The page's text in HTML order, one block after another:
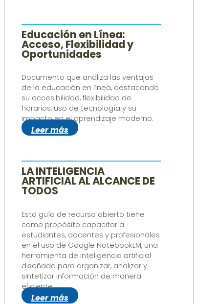
Educación en Línea:
Acceso, Flexibilidad y
Oportunidades
Documento que analiza las ventajas
de la educación en línea, destacando
su accesibilidad, flexibilidad de
horarios, uso de tecnología y su
impacto en el aprendizaje moderno.
Leer más
LA INTELIGENCIA
ARTIFICIAL AL ALCANCE DE
TODOS
Esta guía de recurso abierto tiene
como propósito capacitar a
estudiantes, docentes y profesionales
en el uso de Google NotebookLM, una
herramienta de inteligencia artificial
diseñada para organizar, analizar y
sintetizar información de manera
eficiente.
Leer más